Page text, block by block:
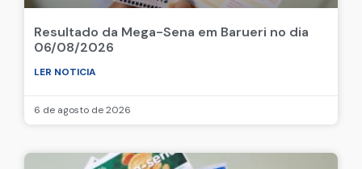
Resultado da Mega-Sena em Barueri no dia
06/08/2026
LER NOTICIA
6 de agosto de 2026